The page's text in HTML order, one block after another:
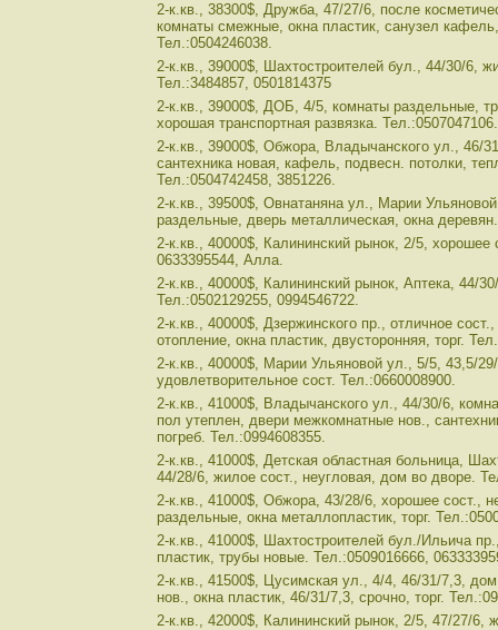
2-к.кв., 38300$, Дружба, 47/27/6, после
комнаты смежные, окна пластик, санузел
Тел.:0504246038.
2-к.кв., 39000$, Шахтостроителей бул., 44/30/6,
Тел.:3484857, 0501814375
2-к.кв., 39000$, ДОБ, 4/5, комнаты раздельные,
хорошая транспортная развязка. Тел.:0507047106.
2-к.кв., 39000$, Обжора, Владычанского ул., 46/
сантехника новая, кафель, подвесн. потолки,
Тел.:0504742458, 3851226.
2-к.кв., 39500$, Овнатаняна ул., Марии
раздельные, дверь металлическая, окна
2-к.кв., 40000$, Калининский рынок, 2/5, хорошее
0633395544, Алла.
2-к.кв., 40000$, Калининский рынок, Аптека, 44/
Тел.:0502129255, 0994546722.
2-к.кв., 40000$, Дзержинского пр., отличное
отопление, окна пластик, двусторонняя, торг.
2-к.кв., 40000$, Марии Ульяновой ул., 5/5, 43,5/
удовлетворительное сост. Тел.:0660008900.
2-к.кв., 41000$, Владычанского ул., 44/30/6,
пол утеплен, двери межкомнатные нов.,
погреб. Тел.:0994608355.
2-к.кв., 41000$, Детская областная больница,
44/28/6, жилое сост., неугловая, дом во дворе.
2-к.кв., 41000$, Обжора, 43/28/6, хорошее сост.,
раздельные, окна металлопластик, торг.
2-к.кв., 41000$, Шахтостроителей бул./Ильича
пластик, трубы новые. Тел.:0509016666,
2-к.кв., 41500$, Цусимская ул., 4/4, 46/31/7,3,
нов., окна пластик, 46/31/7,3, срочно, торг.
2-к.кв., 42000$, Калининский рынок, 2/5, 47/27/6,